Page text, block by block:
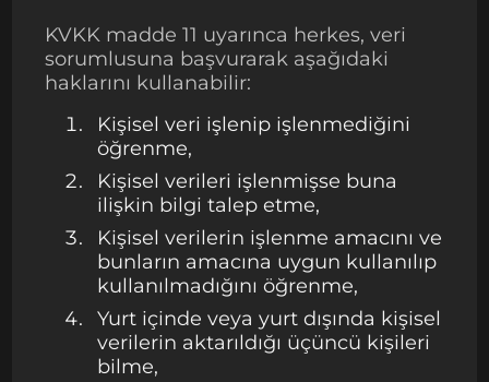
KVKK madde 11 uyarınca herkes, veri
sorumlusuna başvurarak aşağıdaki
haklarını kullanabilir:
Kişisel veri işlenip işlenmediğini
öğrenme,
Kişisel verileri işlenmişse buna
ilişkin bilgi talep etme,
Kişisel verilerin işlenme amacını ve
bunların amacına uygun kullanılıp
kullanılmadığını öğrenme,
Yurt içinde veya yurt dışında kişisel
verilerin aktarıldığı üçüncü kişileri
bilme,